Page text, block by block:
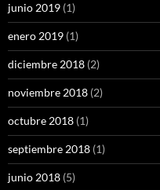
junio 2019 (1)
enero 2019 (1)
diciembre 2018 (2)
noviembre 2018 (2)
octubre 2018 (1)
septiembre 2018 (1)
junio 2018 (5)